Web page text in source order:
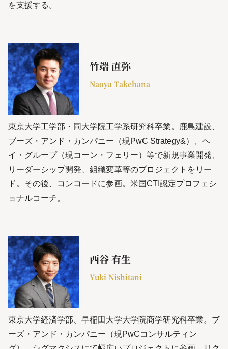
を支援する。
竹端 直弥
Naoya Takehana
東京大学工学部・同大学院工学系研究科卒業。鹿島建設、
ブーズ・アンド・カンパニー（現PwC Strategy&）、ヘ
イ・グループ（現コーン・フェリー）等で新規事業開発、
リーダーシップ開発、組織変革等のプロジェクトをリー
ド。その後、コンコードに参画。米国CTI認定プロフェシ
ョナルコーチ。
西谷 有生
Yuki Nishitani
東京大学経済学部、早稲田大学大学院商学研究科卒業。ブ
ーズ・アンド・カンパニー（現PwCコンサルティン